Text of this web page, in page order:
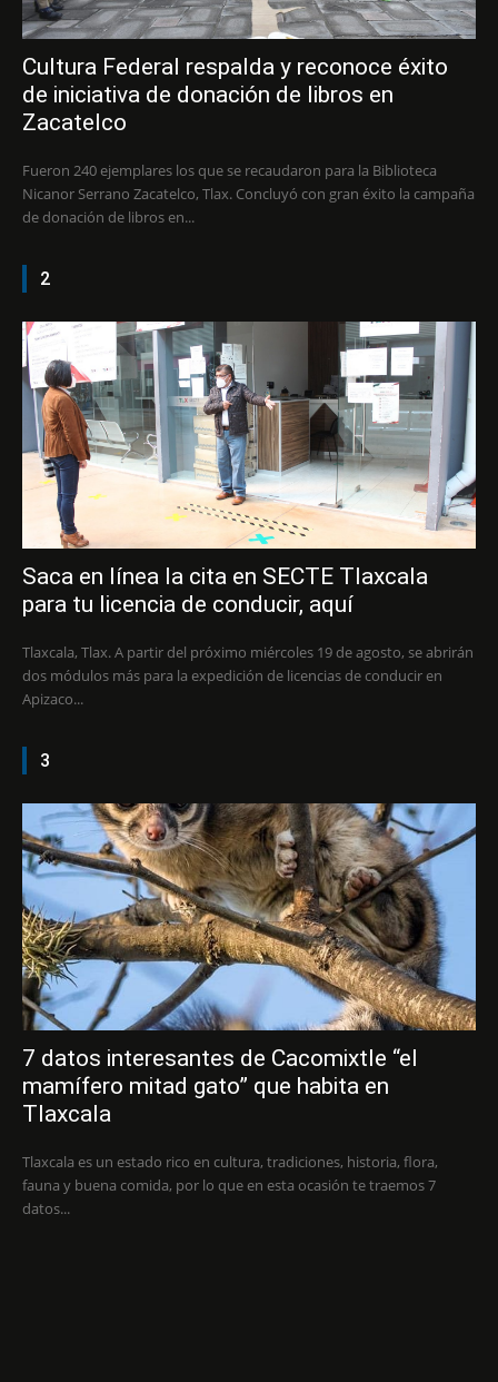
Cultura Federal respalda y reconoce éxito
de iniciativa de donación de libros en
Zacatelco
Fueron 240 ejemplares los que se recaudaron para la Biblioteca
Nicanor Serrano Zacatelco, Tlax. Concluyó con gran éxito la campaña
de donación de libros en...
2
Saca en línea la cita en SECTE Tlaxcala
para tu licencia de conducir, aquí
Tlaxcala, Tlax. A partir del próximo miércoles 19 de agosto, se abrirán
dos módulos más para la expedición de licencias de conducir en
Apizaco...
3
7 datos interesantes de Cacomixtle “el
mamífero mitad gato” que habita en
Tlaxcala
Tlaxcala es un estado rico en cultura, tradiciones, historia, flora,
fauna y buena comida, por lo que en esta ocasión te traemos 7
datos...